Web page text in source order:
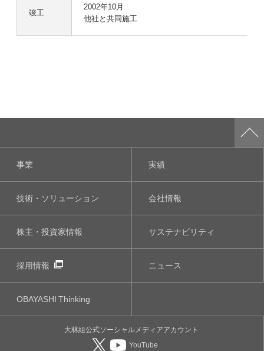
竣工
2002年10月
他社と共同施工
事業 実績
技術・ソリューション 会社情報
株主・投資家情報 サステナビリティ
採用情報 ニュース
OBAYASHIThinking
大林組公式ソーシャルメディアアカウント
YouTube